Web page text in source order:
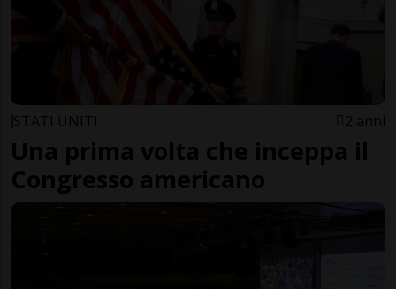
STATI UNITI 2 anni
Una prima volta che inceppa il
Congresso americano